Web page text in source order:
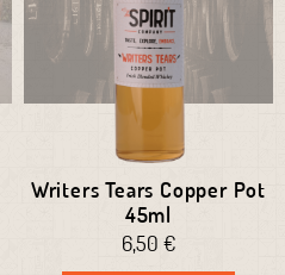
Writers Tears Copper Pot
45ml
6,50 €